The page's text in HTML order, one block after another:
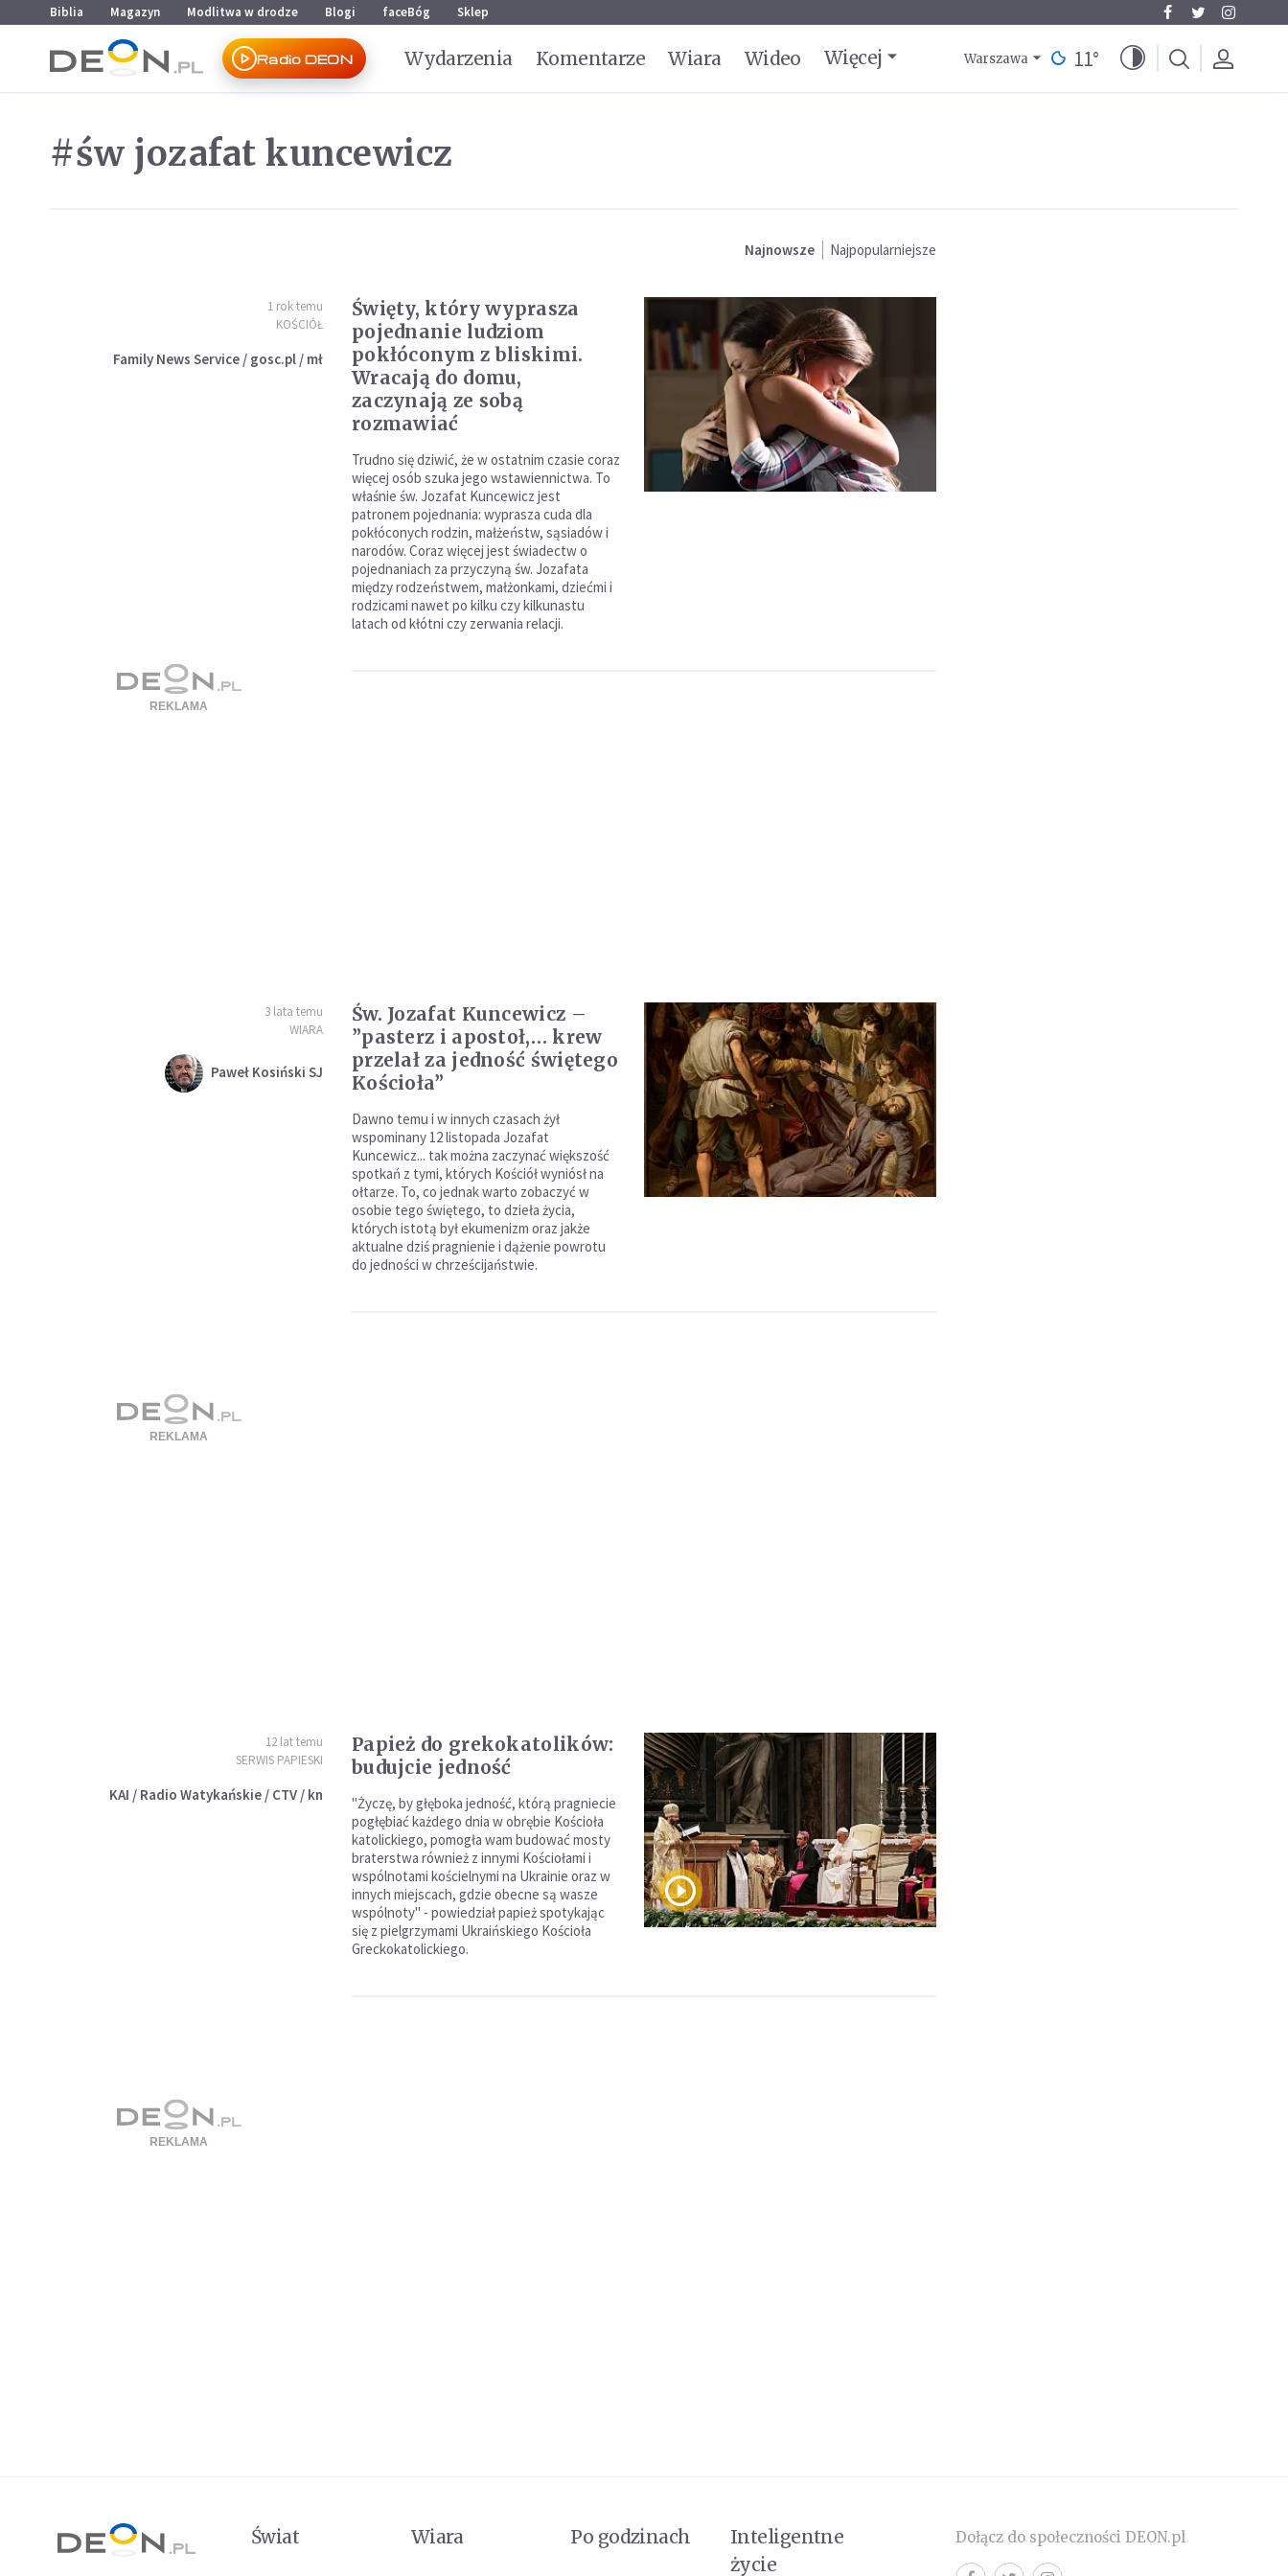
Przejdź do menu głównego
Przejdź do treści
Biblia Magazyn Modlitwa w drodze Blogi faceBóg Sklep
Radio DEON Wydarzenia Komentarze Wiara Wideo Więcej Warszawa 11°
#św jozafat kuncewicz
Najnowsze Najpopularniejsze
1 rok temu
KOŚCIÓŁ
Family News Service / gosc.pl / mł
Święty, który wyprasza
pojednanie ludziom
pokłóconym z bliskimi.
Wracają do domu,
zaczynają ze sobą
rozmawiać
Trudno się dziwić, że w ostatnim czasie coraz
więcej osób szuka jego wstawiennictwa. To
właśnie św. Jozafat Kuncewicz jest
patronem pojednania: wyprasza cuda dla
pokłóconych rodzin, małżeństw, sąsiadów i
narodów. Coraz więcej jest świadectw o
pojednaniach za przyczyną św. Jozafata
między rodzeństwem, małżonkami, dziećmi i
rodzicami nawet po kilku czy kilkunastu
latach od kłótni czy zerwania relacji.
3 lata temu
WIARA
Paweł Kosiński SJ
Św. Jozafat Kuncewicz –
”pasterz i apostoł,… krew
przelał za jedność świętego
Kościoła”
Dawno temu i w innych czasach żył
wspominany 12 listopada Jozafat
Kuncewicz... tak można zaczynać większość
spotkań z tymi, których Kościół wyniósł na
ołtarze. To, co jednak warto zobaczyć w
osobie tego świętego, to dzieła życia,
których istotą był ekumenizm oraz jakże
aktualne dziś pragnienie i dążenie powrotu
do jedności w chrześcijaństwie.
12 lat temu
SERWIS PAPIESKI
KAI / Radio Watykańskie / CTV / kn
Papież do grekokatolików:
budujcie jedność
"Życzę, by głęboka jedność, którą pragniecie
pogłębiać każdego dnia w obrębie Kościoła
katolickiego, pomogła wam budować mosty
braterstwa również z innymi Kościołami i
wspólnotami kościelnymi na Ukrainie oraz w
innych miejscach, gdzie obecne są wasze
wspólnoty" - powiedział papież spotykając
się z pielgrzymami Ukraińskiego Kościoła
Greckokatolickiego.
Świat Wiara Po godzinach
Inteligentne
życie
Dołącz do społeczności DEON.pl